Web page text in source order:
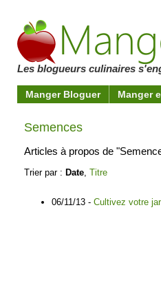
Les blogueurs culinaires
Manger Bloguer Manger
Semences
Articles à propos de
Trier par : Date Titre
06/11/13 - Cultivez votre